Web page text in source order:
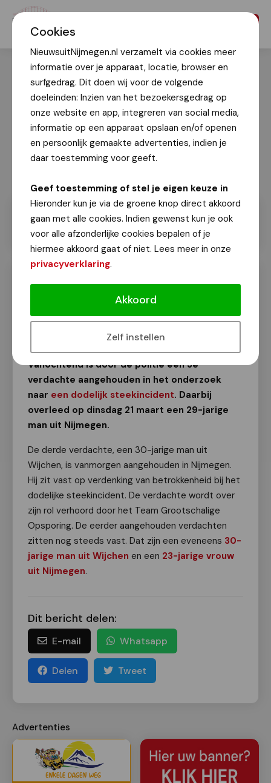
Cookies
NieuwsuitNijmegen.nl verzamelt via cookies meer
informatie over je apparaat, locatie, browser en
surfgedrag. Dit doen wij voor de volgende
doeleinden: Inzien van het bezoekersgedrag op
onze website en app, integreren van social media,
informatie op een apparaat opslaan en/of openen
en persoonlijk gemaakte advertenties, indien je
daar toestemming voor geeft.
Geef toestemming of stel je eigen keuze in
Hieronder kun je via de groene knop direct akkoord
gaan met alle cookies. Indien gewenst kun je ook
voor alle afzonderlijke cookies bepalen of je
hiermee akkoord gaat of niet. Lees meer in onze
privacyverklaring.
Akkoord
Zelf instellen
Derde verdachte vast na dodelijk
Van onze redactie
Vanochtend is door de politie een 3e
verdachte aangehouden in het onderzoek
naar een dodelijk steekincident. Daarbij
overleed op dinsdag 21 maart een 29-jarige
man uit Nijmegen.
De derde verdachte, een 30-jarige man uit
Wijchen, is vanmorgen aangehouden in Nijmegen.
Hij zit vast op verdenking van betrokkenheid bij het
dodelijke steekincident. De verdachte wordt over
zijn rol verhoord door het Team Grootschalige
Opsporing. De eerder aangehouden verdachten
zitten nog steeds vast. Dat zijn een eveneens 30-
jarige man uit Wijchen en een 23-jarige vrouw
uit Nijmegen.
Dit bericht delen:
E-mail Whatsapp
Delen Tweet
Advertenties